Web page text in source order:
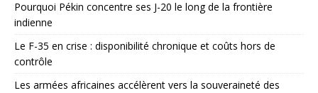
Pourquoi Pékin concentre ses J-20 le long de la frontière
indienne
Le F-35 en crise : disponibilité chronique et coûts hors de
contrôle
Les armées africaines accélèrent vers la souveraineté des